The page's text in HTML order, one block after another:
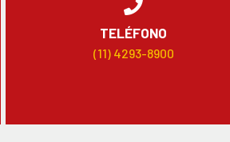
TELÉFONO
(11) 4293-8900